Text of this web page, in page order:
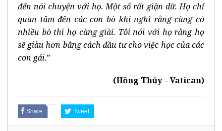
đến nói chuyện với họ. Một số rất giận dữ. Họ chỉ
quan tâm đến các con bò khi nghĩ rằng càng có
nhiều bò thì họ càng giài. Tôi nói với họ rằng họ
sẽ giàu hơn bằng cách đầu tư cho việc học của các
con gái.”
(Hồng Thủy – Vatican)
Share Tweet